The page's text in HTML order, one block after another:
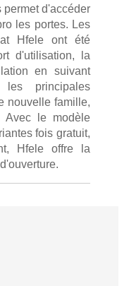
permet d'accéder
les portes. Les
Hfele ont été
d'utilisation, la
en suivant
principales
nouvelle famille,
Avec le modèle
fois gratuit,
Hfele offre la